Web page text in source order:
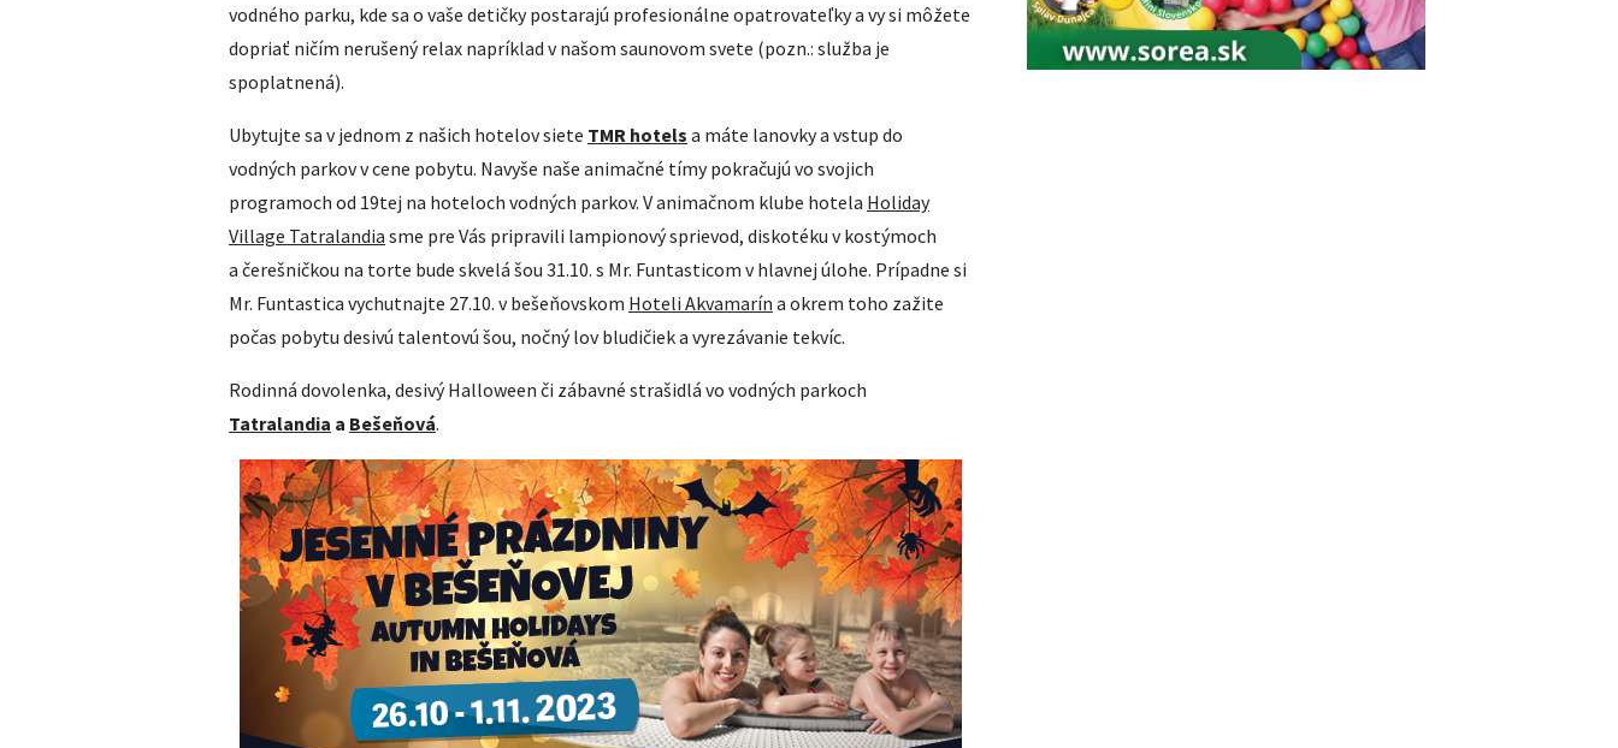
vodného parku, kde sa o vaše detičky postarajú profesionálne opatrovateľky a vy si môžete
dopriať ničím nerušený relax napríklad v našom saunovom svete (pozn.: služba je
spoplatnená).
Ubytujte sa v jednom z našich hotelov siete TMR hotels a máte lanovky a vstup do
vodných parkov v cene pobytu. Navyše naše animačné tímy pokračujú vo svojich
programoch od 19tej na hoteloch vodných parkov. V animačnom klube hotela Holiday
Village Tatralandia sme pre Vás pripravili lampionový sprievod, diskotéku v kostýmoch
a čerešničkou na torte bude skvelá šou 31.10. s Mr. Funtasticom v hlavnej úlohe. Prípadne si
Mr. Funtastica vychutnajte 27.10. v bešeňovskom Hoteli Akvamarín a okrem toho zažite
počas pobytu desivú talentovú šou, nočný lov bludičiek a vyrezávanie tekvíc.
Rodinná dovolenka, desivý Halloween či zábavné strašidlá vo vodných parkoch
Tatralandia a Bešeňová.